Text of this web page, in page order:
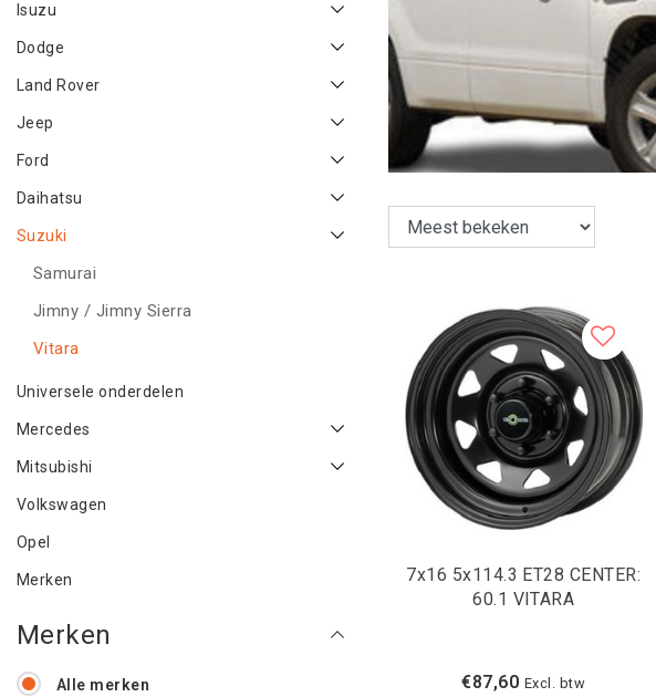
Isuzu
Dodge
Land Rover
Jeep
Ford
Daihatsu
Suzuki
Samurai
Jimny / Jimny Sierra
Vitara
Universele onderdelen
Mercedes
Mitsubishi
Volkswagen
Opel
Merken
Merken
Alle merken
7x16 5x114.3 ET28 CENTER:
60.1 VITARA
€87,60 Excl. btw